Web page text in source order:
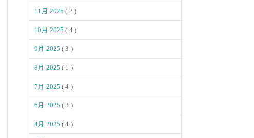
11月 2025 ( 2 )
10月 2025 ( 4 )
9月 2025 ( 3 )
8月 2025 ( 1 )
7月 2025 ( 4 )
6月 2025 ( 3 )
4月 2025 ( 4 )